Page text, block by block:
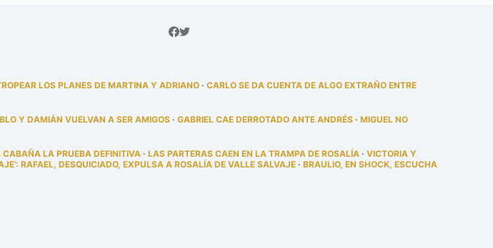
LOS PLANES DE MARTINA Y ADRIANO ·CARLO SE DA CUENTA DE ALGO EXTRAÑO ENTRE
Y DAMIÁN VUELVAN A SER AMIGOS ·GABRIEL CAE DERROTADO ANTE ANDRÉS ·MIGUEL NO
LA PRUEBA DEFINITIVA ·LAS PARTERAS CAEN EN LA TRAMPA DE ROSALÍA ·VICTORIA Y
RAFAEL, DESQUICIADO, EXPULSA A ROSALÍA DE VALLE SALVAJE ·BRAULIO, EN SHOCK, ESCUCHA